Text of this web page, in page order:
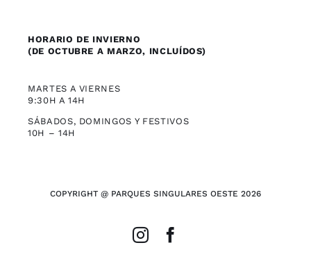
HORARIO DE INVIERNO
(DE OCTUBRE A MARZO, INCLUÍDOS)
MARTES A VIERNES
9:30H A 14H
SÁBADOS, DOMINGOS Y FESTIVOS
10H – 14H
COPYRIGHT @ PARQUES SINGULARES OESTE 2026